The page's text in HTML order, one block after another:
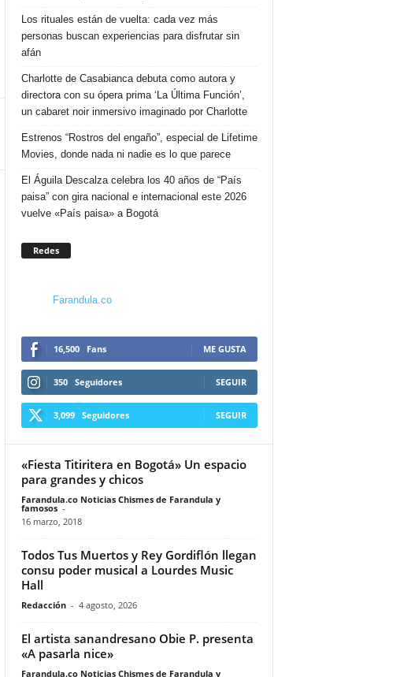
Los rituales están de vuelta: cada vez más
personas buscan experiencias para disfrutar sin
afán
Charlotte de Casabianca debuta como autora y
directora con su ópera prima ‘La Última Función’,
un cabaret noir inmersivo imaginado por Charlotte
Estrenos “Rostros del engaño”, especial de Lifetime
Movies, donde nada ni nadie es lo que parece
El Águila Descalza celebra los 40 años de “País
paisa” con gira nacional e internacional este 2026
vuelve «País paisa» a Bogotá
Redes
Farandula.co
16,500 Fans ME GUSTA
350 Seguidores SEGUIR
3,099 Seguidores SEGUIR
«Fiesta Titiritera en Bogotá» Un espacio
para grandes y chicos
Farandula.co Noticias Chismes de Farandula y
famosos -
16 marzo, 2018
Todos Tus Muertos y Rey Gordiflón llegan
consu poder musical a Lourdes Music
Hall
Redacción - 4 agosto, 2026
El artista sanandresano Obie P. presenta
«A pasarla nice»
Farandula.co Noticias Chismes de Farandula y